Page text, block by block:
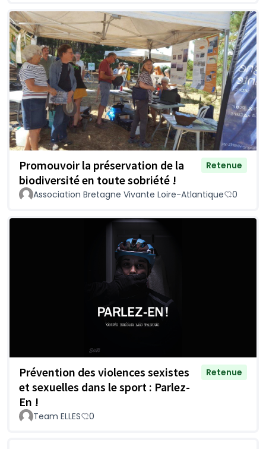
Promouvoir la préservation de la
biodiversité en toute sobriété !
Retenue
Association Bretagne Vivante Loire-Atlantique 0
Prévention des violences sexistes
et sexuelles dans le sport : Parlez-
En !
Retenue
Team ELLES 0